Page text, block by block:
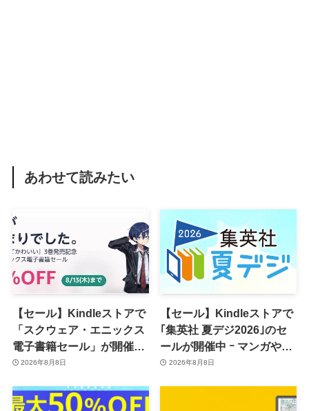
あわせて読みたい
【セール】Kindleストアで
「スクウェア・エニックス
電子書籍セール」が開催中
ｰ コミックやゲーム関連書
2026年8月8日
【セール】Kindleストアで
｢集英社 夏デジ2026｣のセ
ールが開催中 ｰ マンガや写
真集など1,000冊以上が
2026年8月8日